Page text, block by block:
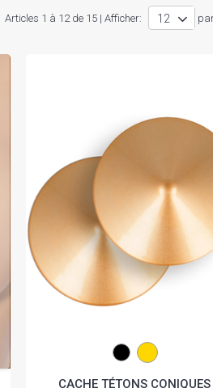
Articles 1 à 12 de 15 | Afficher:
CACHE TÉTONS CONIQUES